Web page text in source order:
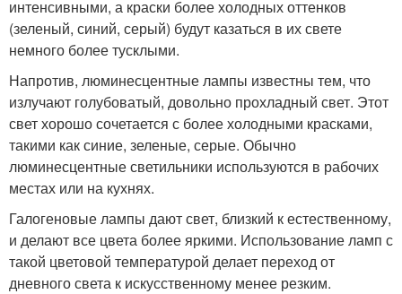
интенсивными, а краски более холодных оттенков
(зеленый, синий, серый) будут казаться в их свете
немного более тусклыми.
Напротив, люминесцентные лампы известны тем, что
излучают голубоватый, довольно прохладный свет. Этот
свет хорошо сочетается с более холодными красками,
такими как синие, зеленые, серые. Обычно
люминесцентные светильники используются в рабочих
местах или на кухнях.
Галогеновые лампы дают свет, близкий к естественному,
и делают все цвета более яркими. Использование ламп с
такой цветовой температурой делает переход от
дневного света к искусственному менее резким.